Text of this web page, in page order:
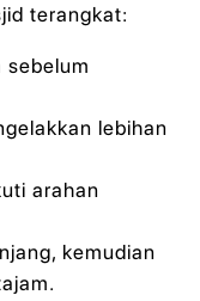
terangkat:
sebelum
lebihan
arahan
kemudian